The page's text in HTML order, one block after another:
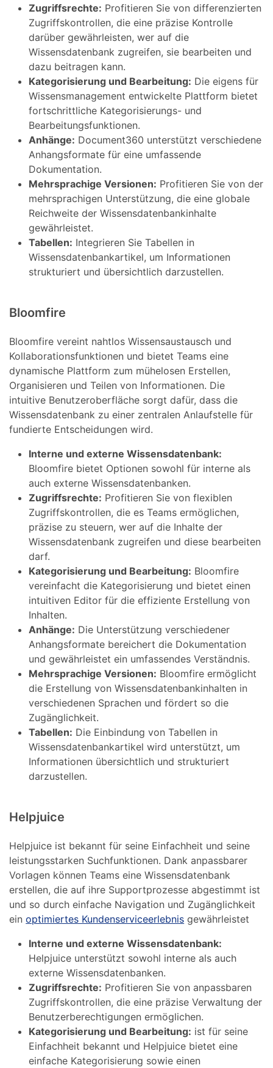
Zugriffsrechte: Profitieren Sie von differenzierten
Zugriffskontrollen, die eine präzise Kontrolle
darüber gewährleisten, wer auf die
Wissensdatenbank zugreifen, sie bearbeiten und
dazu beitragen kann.
Kategorisierung und Bearbeitung: Die eigens für
Wissensmanagement entwickelte Plattform bietet
fortschrittliche Kategorisierungs- und
Bearbeitungsfunktionen.
Anhänge: Document360 unterstützt verschiedene
Anhangsformate für eine umfassende
Dokumentation.
Mehrsprachige Versionen: Profitieren Sie von der
mehrsprachigen Unterstützung, die eine globale
Reichweite der Wissensdatenbankinhalte
gewährleistet.
Tabellen: Integrieren Sie Tabellen in
Wissensdatenbankartikel, um Informationen
strukturiert und übersichtlich darzustellen.
Bloomfire
Bloomfire vereint nahtlos Wissensaustausch und
Kollaborationsfunktionen und bietet Teams eine
dynamische Plattform zum mühelosen Erstellen,
Organisieren und Teilen von Informationen. Die
intuitive Benutzeroberfläche sorgt dafür, dass die
Wissensdatenbank zu einer zentralen Anlaufstelle für
fundierte Entscheidungen wird.
Interne und externe Wissensdatenbank:
Bloomfire bietet Optionen sowohl für interne als
auch externe Wissensdatenbanken.
Zugriffsrechte: Profitieren Sie von flexiblen
Zugriffskontrollen, die es Teams ermöglichen,
präzise zu steuern, wer auf die Inhalte der
Wissensdatenbank zugreifen und diese bearbeiten
darf.
Kategorisierung und Bearbeitung: Bloomfire
vereinfacht die Kategorisierung und bietet einen
intuitiven Editor für die effiziente Erstellung von
Inhalten.
Anhänge: Die Unterstützung verschiedener
Anhangsformate bereichert die Dokumentation
und gewährleistet ein umfassendes Verständnis.
Mehrsprachige Versionen: Bloomfire ermöglicht
die Erstellung von Wissensdatenbankinhalten in
verschiedenen Sprachen und fördert so die
Zugänglichkeit.
Tabellen: Die Einbindung von Tabellen in
Wissensdatenbankartikel wird unterstützt, um
Informationen übersichtlich und strukturiert
darzustellen.
Helpjuice
Helpjuice ist bekannt für seine Einfachheit und seine
leistungsstarken Suchfunktionen. Dank anpassbarer
Vorlagen können Teams eine Wissensdatenbank
erstellen, die auf ihre Supportprozesse abgestimmt ist
und so durch einfache Navigation und Zugänglichkeit
einoptimiertes Kundenserviceerlebnis gewährleistet
Interne und externe Wissensdatenbank:
Helpjuice unterstützt sowohl interne als auch
externe Wissensdatenbanken.
Zugriffsrechte: Profitieren Sie von anpassbaren
Zugriffskontrollen, die eine präzise Verwaltung der
Benutzerberechtigungen ermöglichen.
Kategorisierung und Bearbeitung: ist für seine
Einfachheit bekannt und Helpjuice bietet eine
einfache Kategorisierung sowie einen